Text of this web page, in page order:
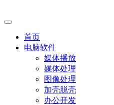
首页
电脑软件
媒体播放
媒体处理
图像处理
加壳脱壳
办公开发